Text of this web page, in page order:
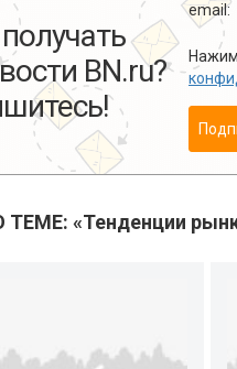
BN.ru?
email:
«Тенденции